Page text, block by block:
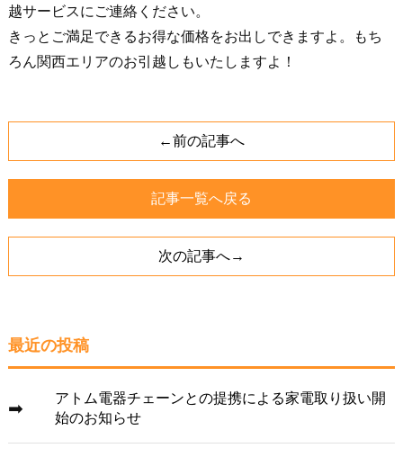
越サービスにご連絡ください。
きっとご満足できるお得な価格をお出しできますよ。もち
ろん関西エリアのお引越しもいたしますよ！
←前の記事へ
記事一覧へ戻る
次の記事へ→
最近の投稿
アトム電器チェーンとの提携による家電取り扱い開
始のお知らせ